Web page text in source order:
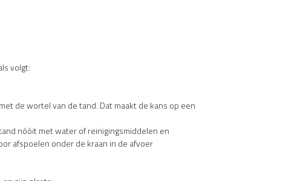
volgt:
de wortel van de tand. Dat maakt de kans op een
nóóit met water of reinigingsmiddelen en
afspoelen onder de kraan in de afvoer